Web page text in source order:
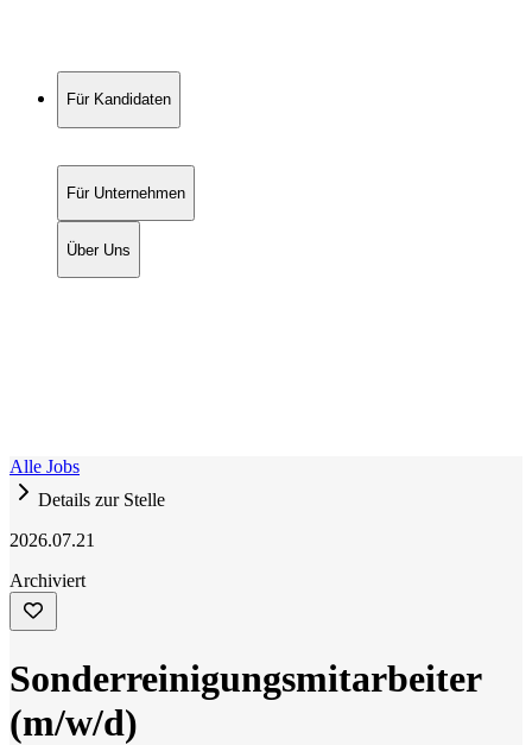
Für Kandidaten
Für Unternehmen
Über Uns
Alle Jobs
Details zur Stelle
2026.07.21
Archiviert
Sonderreinigungsmitarbeiter
(m/w/d)